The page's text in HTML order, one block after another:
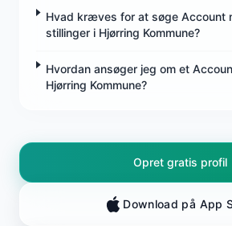
Hvad kræves for at søge Account
stillinger i Hjørring Kommune?
Hvordan ansøger jeg om et
Hjørring Kommune?
Opret gratis profil
Download på App